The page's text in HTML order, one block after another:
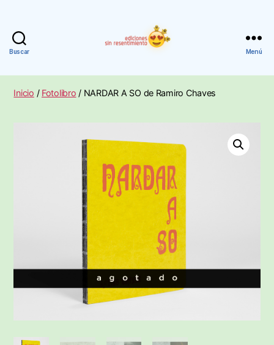
Buscar
Sin
Resentimiento
Menú
Inicio / Fotolibro / NARDAR A SO de Ramiro Chaves